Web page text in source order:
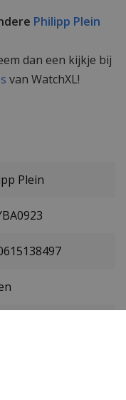
Philipp Plein
dan een kijkje bij
van WatchXL!
Plein